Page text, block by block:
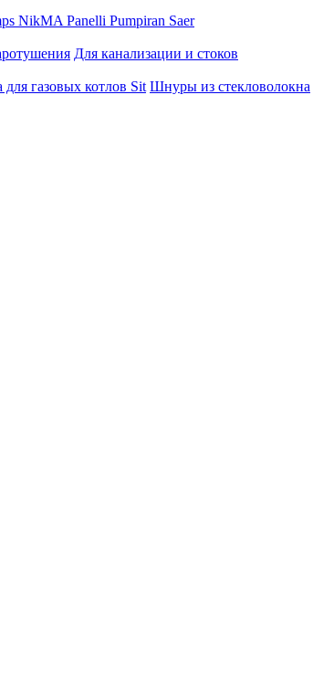
NikMA Panelli Pumpiran Saer
Для канализации и стоков
газовых котлов Sit Шнуры из стекловолокна